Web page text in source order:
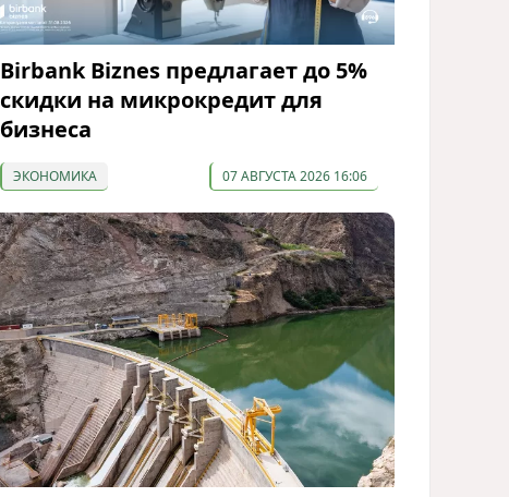
Birbank Biznes предлагает до 5%
скидки на микрокредит для
бизнеса
ЭКОНОМИКА 07 АВГУСТА 2026 16:06